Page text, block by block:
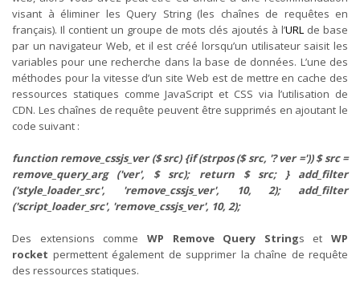
visant à éliminer les Query String (les chaînes de requêtes en
français). Il contient un groupe de mots clés ajoutés à l’URL de base
par un navigateur Web, et il est créé lorsqu’un utilisateur saisit les
variables pour une recherche dans la base de données. L’une des
méthodes pour la vitesse d’un site Web est de mettre en cache des
ressources statiques comme JavaScript et CSS via l’utilisation de
CDN. Les chaînes de requête peuvent être supprimés en ajoutant le
code suivant :
function remove_cssjs_ver ($ src) {if (strpos ($ src, '? ver =')) $ src =
remove_query_arg ('ver', $ src); return $ src; } add_filter
('style_loader_src', 'remove_cssjs_ver', 10, 2); add_filter
('script_loader_src', 'remove_cssjs_ver', 10, 2);
Des extensions comme WP Remove Query Strings et WP
rocket permettent également de supprimer la chaîne de requête
des ressources statiques.